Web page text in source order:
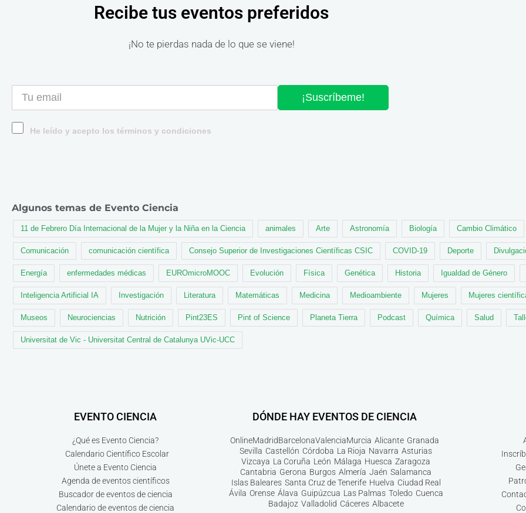
Recibe tus eventos preferidos
¡No te pierdas nada de lo que se viene!
¡Suscríbeme!
He leído y acepto los términos y condiciones
Algunos temas de Evento Ciencia
11 de Febrero Día Internacional de la Mujer y la Niña en la Ciencia animales Arte Astronomía Biología Cambio Climático
Comunicación comunicación científica Consejo Superior de Investigaciones Científicas CSIC COVID-19 Deporte
Energía enfermedades médicas EUROmicroMOOC Evolución Física Genética Historia Igualdad de Género
Inteligencia Artificial IA Investigación Literatura Matemáticas Medicina Medioambiente Mujeres Mujeres
Museos Neurociencias Nutrición Pint23ES Pint of Science Planeta Tierra Podcast Química Salud
Universitat de Vic - Universitat Central de Catalunya UVic-UCC
EVENTO CIENCIA
¿Qué es Evento Ciencia?
Calendario Científico Escolar
Únete a Evento Ciencia
Agenda de eventos científicos
Buscador de eventos de ciencia
Calendario de eventos de ciencia
DÓNDE HAY EVENTOS DE CIENCIA
OnlineMadridBarcelonaValenciaMurcia Alicante Granada
Sevilla Castellón Córdoba La Rioja Navarra Asturias
Vizcaya La Coruña León Málaga Huesca Zaragoza
Cantabria Gerona Burgos Almería Jaén Salamanca
Islas Baleares Santa Cruz de Tenerife Huelva Ciudad Real
Ávila Orense Álava Guipúzcua Las Palmas Toledo Cuenca
Badajoz Valladolid Cáceres Albacete